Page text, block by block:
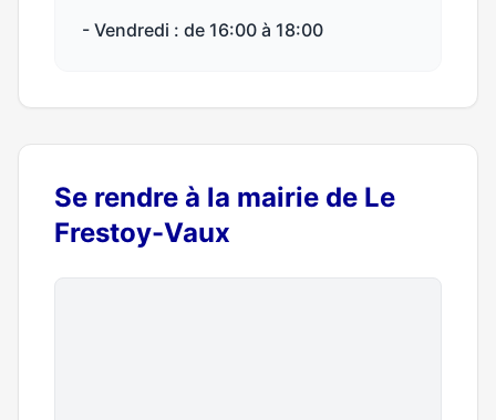
- Vendredi : de 16:00 à 18:00
Se rendre à la mairie de Le
Frestoy-Vaux